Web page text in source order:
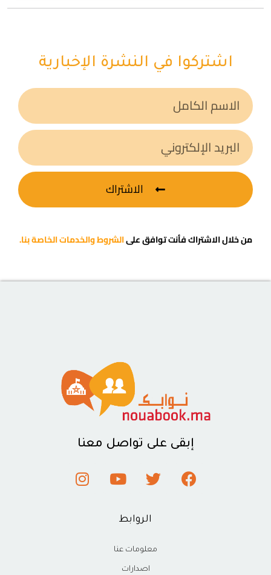
اشتركوا في النشرة الإخبارية
الاشتراك
من خلال الاشتراك فأنت توافق علىالشروط والخدمات الخاصة بنا.
إبقى على تواصل معنا
الروابط
معلومات عنا
اصدارات